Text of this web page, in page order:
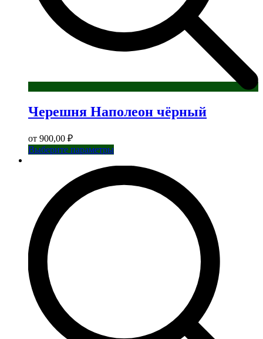
Черешня Наполеон чёрный
от 900,00 ₽
Выберите параметрыЭтот
вариаций.